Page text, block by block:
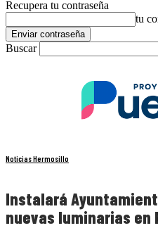
Recupera tu contraseña
tu
Buscar
Noticias Hermosillo
Instalará
nuevas luminarias en